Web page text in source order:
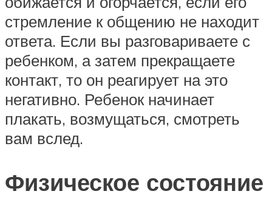
стремление к общению не находит
ответа. Если вы разговариваете с
ребенком, а затем прекращаете
контакт, то он реагирует на это
негативно. Ребенок начинает
плакать, возмущаться, смотреть
вам вслед.
Физическое состояние